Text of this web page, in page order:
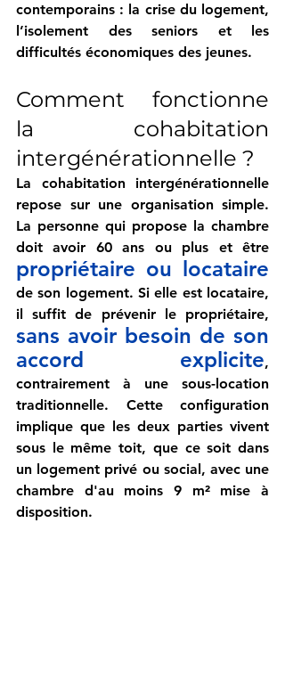
contemporains : la crise du logement,
l’isolement des seniors et les
difficultés économiques des jeunes.
Comment fonctionne
la cohabitation
intergénérationnelle ?
La cohabitation intergénérationnelle
repose sur une organisation simple.
La personne qui propose la chambre
propriétaire ou locataire
de son logement. Si elle est locataire,
sans avoir besoin de son
accord explicite,
contrairement à une sous-location
traditionnelle. Cette configuration
implique que les deux parties vivent
sous le même toit, que ce soit dans
un logement privé ou social, avec une
chambre d'au moins 9 m² mise à
disposition.